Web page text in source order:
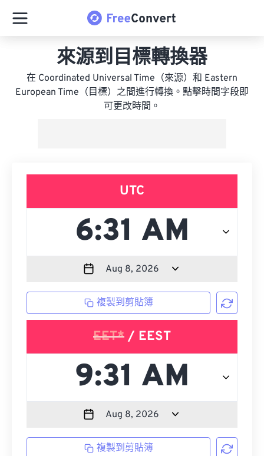
來源到目標轉換器
在 Coordinated Universal Time（來源）和 Eastern
European Time（目標）之間進行轉換。點擊時間字段即
可更改時間。
UTC
複製到剪貼簿
EET* / EEST
複製到剪貼簿